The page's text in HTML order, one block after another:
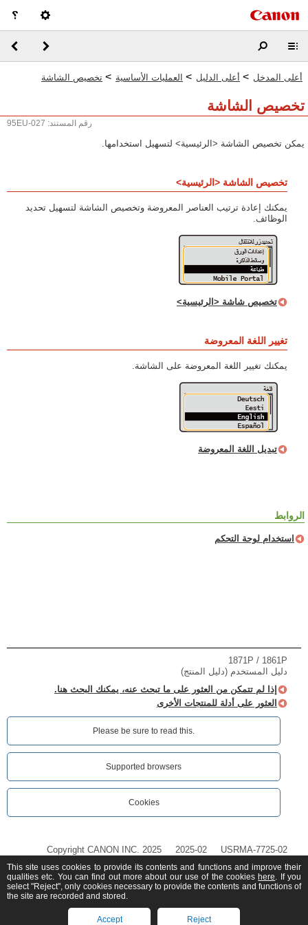
أعلى المدخل > أعلى الدليل > العمليات الأساسية > تخصيص الشاشة
تخصيص الشاشة
رقم المستند: 95EU-027
يمكن تخصيص الشاشة <الرئيسية> لتسهيل استخدامها.
تخصيص الشاشة <الرئيسية>
يمكنك إعادة ترتيب العناصر المعروضة وتخصيص الشاشة لتسهيل تحديد
الوظائف.
تخصيص شاشة <الرئيسية>
تغيير اللغة المعروضة
يمكنك تغيير اللغة المعروضة على الشاشة.
تبديل اللغة المعروضة
الروابط
استخدام لوحة التحكم
1871P / 1861P
دليل المستخدم (دليل المنتج)
إذا لم تتمكن من العثور على ما تبحث عنه، يمكنك البحث هنا.
العثور على أدلة للمنتجات الأخرى
Please be sure to read this.‎
Supported browsers
Cookies
USRMA-7725-02
2025-02
Copyright CANON INC. 2025
This site uses cookies to provide its contents and functions and improve their
qualities etc. You can find out more about our use of the cookies here. If you
select "Reject", only cookies necessary to provide the contents and functions of
the site are recorded and stored.
Accept Reject